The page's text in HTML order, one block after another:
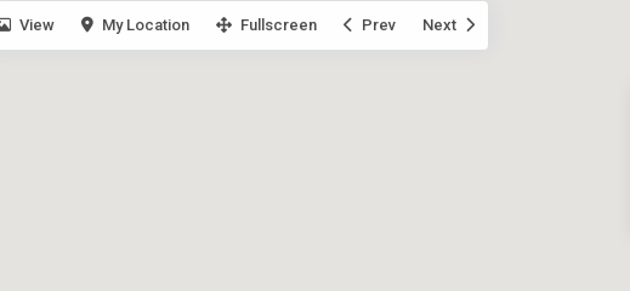
View My Location Fullscreen Prev Next